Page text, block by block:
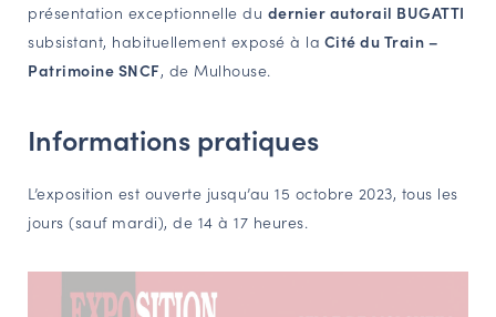
PORTAIL CULTURE
Comité d'Histoire Régionale
VOUS ÊTES…
Amateurs d’histoire et de patrimoine
Étudiants & chercheurs
présentation exceptionnelle du dernier autorail BUGATTI
subsistant, habituellement exposé à la Cité du Train –
Patrimoine SNCF, de Mulhouse.
Informations pratiques
L’exposition est ouverte jusqu’au 15 octobre 2023, tous les
jours (sauf mardi), de 14 à 17 heures.